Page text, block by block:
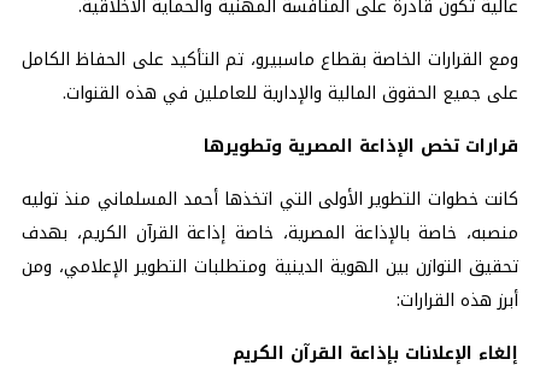
عالية تكون قادرة على المنافسة المهنية والحماية الأخلاقية.
ومع القرارات الخاصة بقطاع ماسبيرو، تم التأكيد على الحفاظ الكامل
على جميع الحقوق المالية والإدارية للعاملين في هذه القنوات.
قرارات تخص الإذاعة المصرية وتطويرها
كانت خطوات التطوير الأولى التي اتخذها أحمد المسلماني منذ توليه
منصبه، خاصة بالإذاعة المصرية، خاصة إذاعة القرآن الكريم، بهدف
تحقيق التوازن بين الهوية الدينية ومتطلبات التطوير الإعلامي، ومن
أبرز هذه القرارات:
إلغاء الإعلانات بإذاعة القرآن الكريم